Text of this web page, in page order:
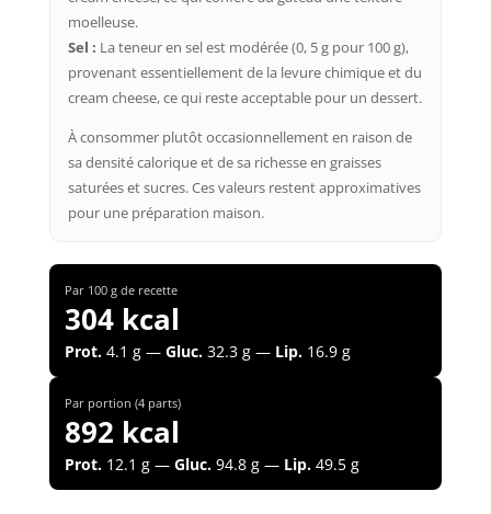
moelleuse.
Sel : La teneur en sel est modérée (0, 5 g pour 100 g),
provenant essentiellement de la levure chimique et du
cream cheese, ce qui reste acceptable pour un dessert.
À consommer plutôt occasionnellement en raison de
sa densité calorique et de sa richesse en graisses
saturées et sucres. Ces valeurs restent approximatives
pour une préparation maison.
Par 100 g de recette
304 kcal
Prot.4.1 g — Gluc.32.3 g — Lip.16.9 g
Par portion (4 parts)
892 kcal
Prot.12.1 g — Gluc.94.8 g — Lip.49.5 g